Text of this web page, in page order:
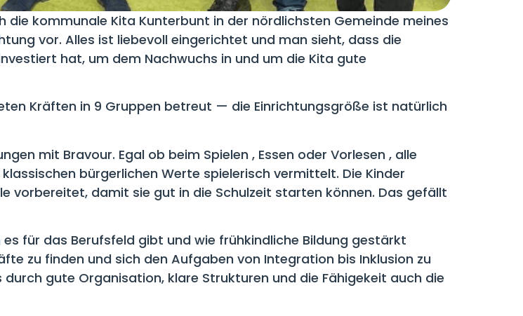
die kommunale Kita Kunterbunt in der nördlichsten Gemeinde meines
vor. Alles ist liebevoll eingerichtet und man sieht, dass die
hat, um dem Nachwuchs in und um die Kita gute
Kräften in 9 Gruppen betreut — die Einrichtungsgröße ist natürlich
mit Bravour. Egal ob beim Spielen , Essen oder Vorlesen , alle
bürgerlichen Werte spielerisch vermittelt. Die Kinder
vorbereitet, damit sie gut in die Schulzeit starten können. Das gefällt
für das Berufsfeld gibt und wie frühkindliche Bildung gestärkt
zu finden und sich den Aufgaben von Integration bis Inklusion zu
gute Organisation, klare Strukturen und die Fähigekeit auch die